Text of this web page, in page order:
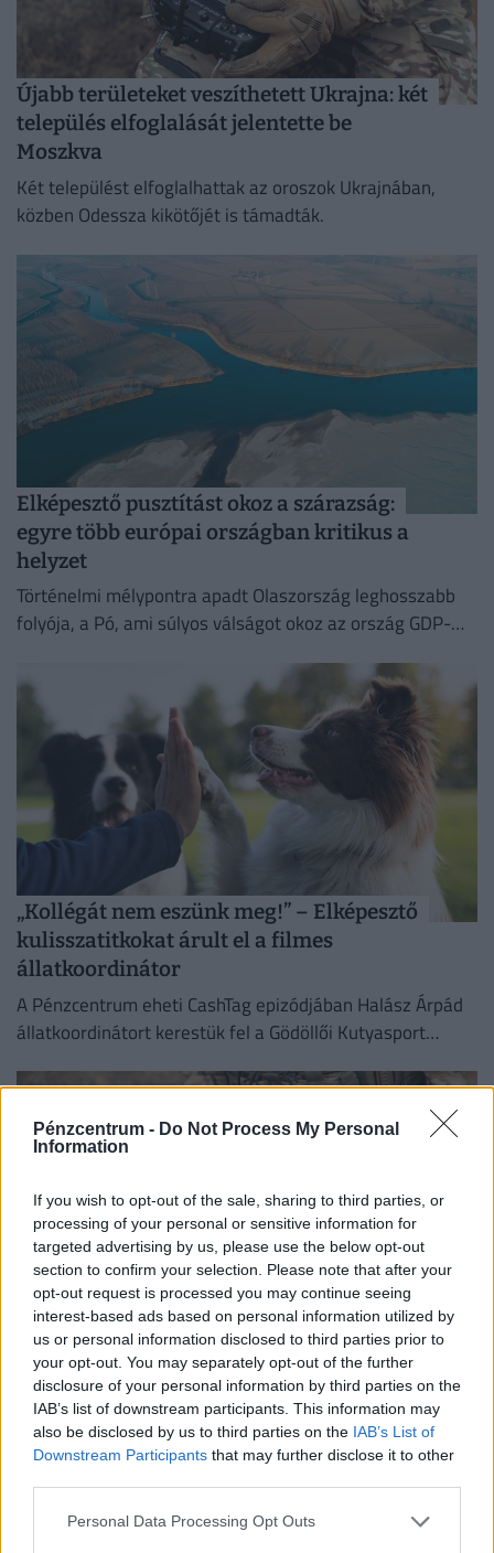
Pénzcentrum - Do Not Process My Personal
Information
If you wish to opt-out of the sale, sharing to third parties, or
processing of your personal or sensitive information for
targeted advertising by us, please use the below opt-out
section to confirm your selection. Please note that after your
opt-out request is processed you may continue seeing
interest-based ads based on personal information utilized by
us or personal information disclosed to third parties prior to
your opt-out. You may separately opt-out of the further
disclosure of your personal information by third parties on the
IAB’s list of downstream participants. This information may
also be disclosed by us to third parties on the IAB’s List of
Downstream Participants that may further disclose it to other
Personal Data Processing Opt Outs
Újabb területeket veszíthetett Ukrajna: két
település elfoglalását jelentette be
Moszkva
Két települést elfoglalhattak az oroszok Ukrajnában,
közben Odessza kikötőjét is támadták.
Elképesztő pusztítást okoz a szárazság:
egyre több európai országban kritikus a
helyzet
Történelmi mélypontra apadt Olaszország leghosszabb
folyója, a Pó, ami súlyos válságot okoz az ország GDP-
„Kollégát nem eszünk meg!” – Elképesztő
kulisszatitkokat árult el a filmes
állatkoordinátor
A Pénzcentrum eheti CashTag epizódjában Halász Árpád
állatkoordinátort kerestük fel a Gödöllői Kutyasport
Gázvezeték közelében robbant fel a
katonai drón: Ukrajna megszólalt az
ügyben
Egy, az ukrán hadsereg által széles körben használt
típusú drón robbant fel a bolgár–román határ közelében.